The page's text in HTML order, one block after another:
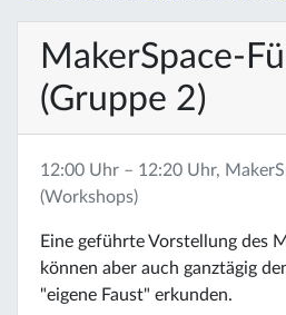
MakerSpace-
(Gruppe 2)
12:00 Uhr – 12:20 Uhr,
(Workshops)
Eine geführte Vorstellung des
können aber auch ganztägig
"eigene Faust" erkunden.